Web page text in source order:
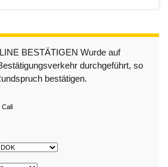
BESTÄTIGEN Wurde auf
durchgeführt, so
bestätigen.